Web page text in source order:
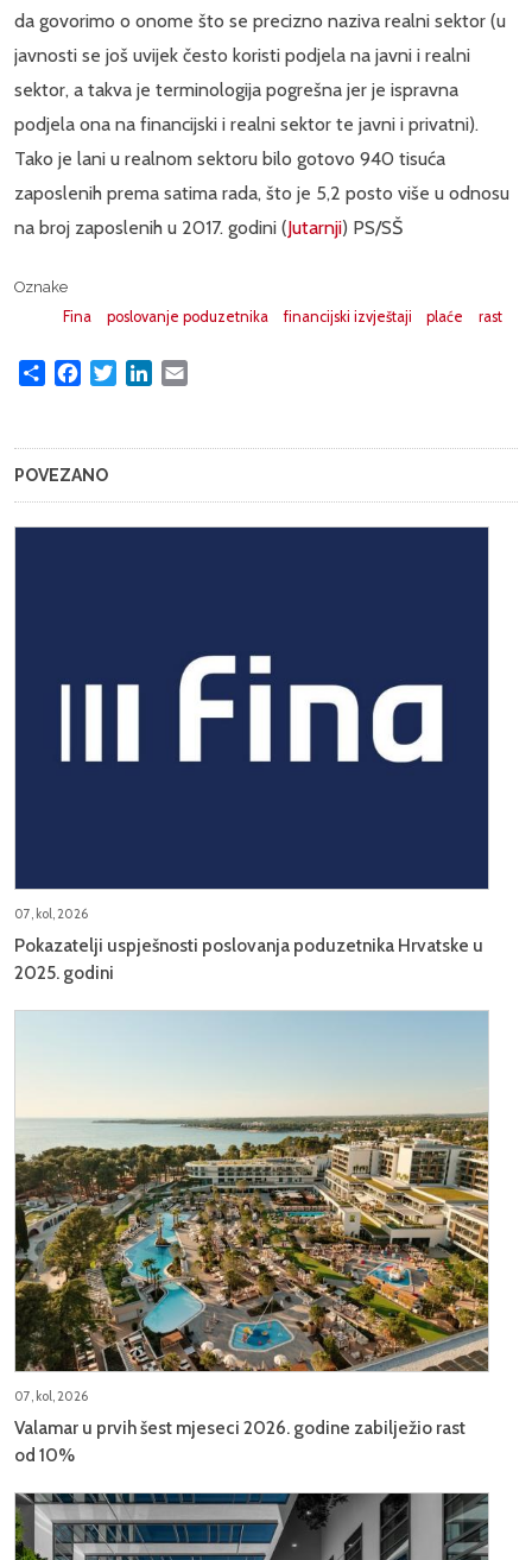
da govorimo o onome što se precizno naziva realni sektor (u
javnosti se još uvijek često koristi podjela na javni i realni
sektor, a takva je terminologija pogrešna jer je ispravna
podjela ona na financijski i realni sektor te javni i privatni).
Tako je lani u realnom sektoru bilo gotovo 940 tisuća
zaposlenih prema satima rada, što je 5,2 posto više u odnosu
na broj zaposlenih u 2017. godini (Jutarnji) PS/SŠ
Oznake
Fina
poslovanje poduzetnika financijski izvještaji plaće rast
Share FacebookTwitterLinkedIn
POVEZANO
07, kol, 2026
Pokazatelji uspješnosti poslovanja poduzetnika Hrvatske u
2025. godini
07, kol, 2026
Valamar u prvih šest mjeseci 2026. godine zabilježio rast
od 10%